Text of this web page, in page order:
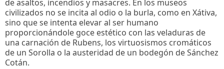
de asaltos, incendios y masacres. En los museos
civilizados no se incita al odio o la burla, como en Xátiva,
sino que se intenta elevar al ser humano
proporcionándole goce estético con las veladuras de
una carnación de Rubens, los virtuosismos cromáticos
de un Sorolla o la austeridad de un bodegón de Sánchez
Cotán.